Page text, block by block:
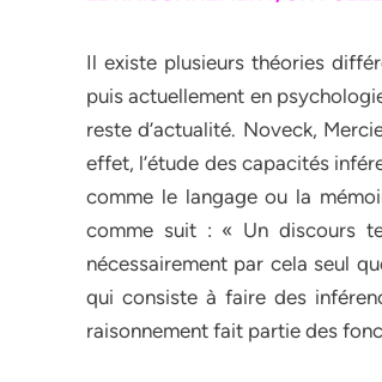
Il existe plusieurs théories
puis actuellement en
reste d’actualité. Noveck,
effet, l’étude des capacités
comme le langage ou la
comme suit : « Un discours
nécessairement par cela seul
qui consiste à faire des
raisonnement fait partie des